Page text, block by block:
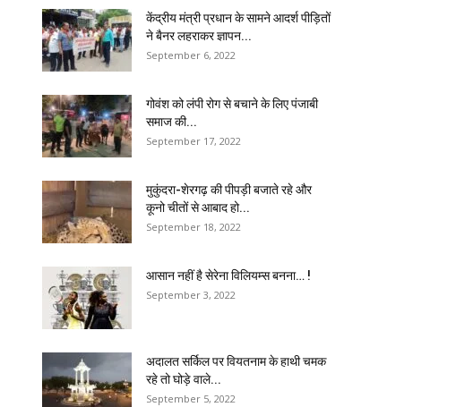
केंद्रीय मंत्री प्रधान के सामने आदर्श पीड़ितों
ने बैनर लहराकर ज्ञापन...
September 6, 2022
गोवंश को लंपी रोग से बचाने के लिए पंजाबी
समाज की...
September 17, 2022
मुकुंदरा-शेरगढ़ की पीपड़ी बजाते रहे और
कूनो चीतों से आबाद हो...
September 18, 2022
आसान नहीं है सेरेना विलियम्स बनना… !
September 3, 2022
अदालत सर्किल पर वियतनाम के हाथी चमक
रहे तो घोड़े वाले...
September 5, 2022